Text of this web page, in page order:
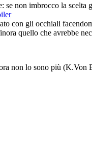
se non imbrocco la
con gli occhiali
quello che avrebbe
non lo sono più (K.Von